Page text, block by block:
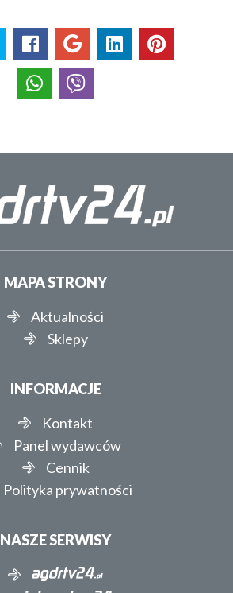
MAPA STRONY
Aktualności
Sklepy
INFORMACJE
Kontakt
Panel wydawców
Cennik
Polityka prywatności
NASZE SERWISY